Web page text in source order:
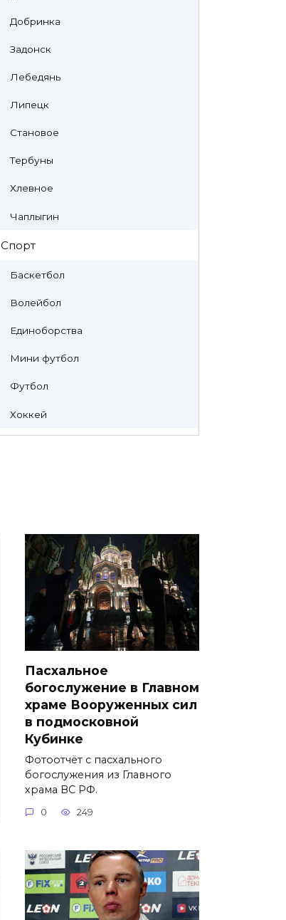
Добринка
Задонск
Лебедянь
Липецк
Становое
Тербуны
Хлевное
Чаплыгин
Спорт
Баскетбол
Волейбол
Единоборства
Мини футбол
Футбол
Хоккей
Пасхальное
богослужение в Главном
храме Вооруженных сил
в подмосковной
Кубинке
Фотоотчёт с пасхального
богослужения из Главного
храма ВС РФ.
0 249